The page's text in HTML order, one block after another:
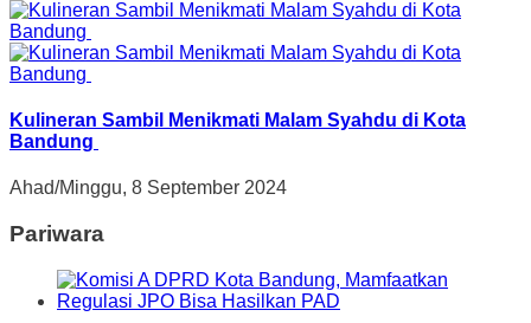
Kulineran Sambil Menikmati Malam Syahdu di Kota
Bandung
Ahad/Minggu, 8 September 2024
Pariwara